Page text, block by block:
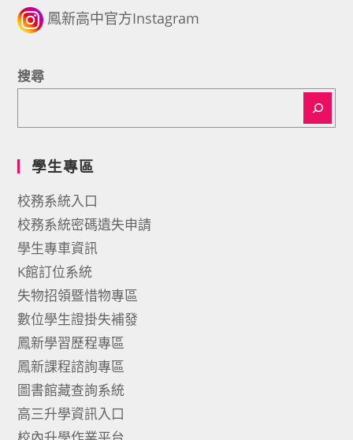
鳳新高中官方Instagram
搜尋
學生專區
校務系統入口
校務系統密碼遺失申請
學生專車資訊
K館訂位系統
失物招領暨惜物專區
數位學生證掛失補發
鳳新學習歷程專區
鳳新課程諮詢專區
圖書館藏查詢系統
高三升學資訊入口